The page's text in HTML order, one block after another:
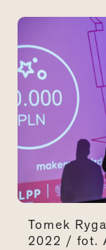
Tomek
2022 / fot.